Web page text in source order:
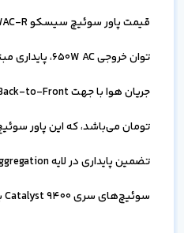
جریان هوا با جهت Back-to-Front در وینو سرور،
تومان می‌باشد، که این پاور
سوئیچ‌های سری Catalyst 9400 بهینه‌سازی شده است.